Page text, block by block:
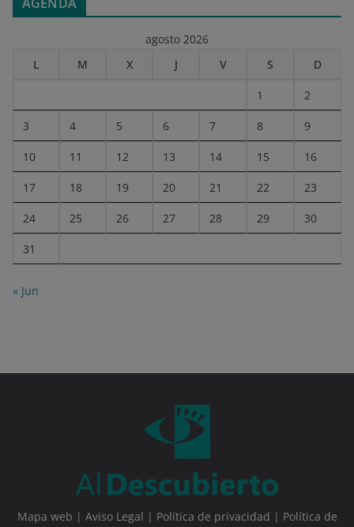
agosto 2026
L
M X J V S D
1 2
3 4 5 6 7 8 9
10 11 12 13 14 15 16
17 18 19 20 21 22 23
24 25 26 27 28 29 30
31
« Jun
Mapa web | Aviso Legal | Política de privacidad | Política de